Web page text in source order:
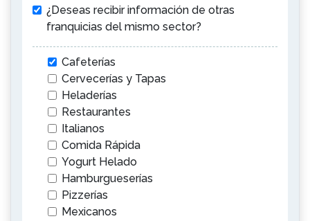
¿Deseas recibir información de otras
franquicias del mismo sector?
Cafeterías
Cervecerías y Tapas
Heladerías
Restaurantes
Italianos
Comida Rápida
Yogurt Helado
Hamburgueserías
Pizzerías
Mexicanos